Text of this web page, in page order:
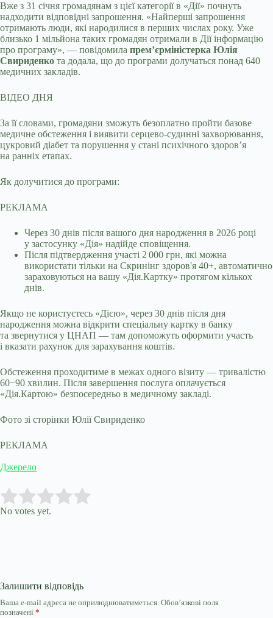
Вже з 31 січня громадянам з цієї категорії в «Дії» почнуть
надходити відповідні запрошення. «Найперші запрошення
отримають люди, які народилися в перших числах року. Уже
близько 1 мільйона таких громадян отримали в Дії інформацію
про програму», — повідомила прем’єрміністерка Юлія
Свириденко та додала, що до програми долучаться понад 640
медичних закладів.
ВІДЕО ДНЯ
За її словами, громадяни зможуть безоплатно пройти базове
медичне обстеження і виявити серцево-судинні захворювання,
цукровий діабет та порушення у стані психічного здоровʼя
на ранніх етапах.
Як долучитися до програми:
РЕКЛАМА
Через 30 днів після вашого дня народження в 2026 році
у застосунку «Дія» надійде сповіщення.
Після підтвердження участі 2 000 грн, які можна
використати тільки на Скринінг здоров'я 40+, автоматично
зараховуються на вашу «Дія.Картку» протягом кількох
днів.
Якщо не користуєтесь «Дією», через 30 днів після дня
народження можна відкрити спеціальну картку в банку
та звернутися у ЦНАП — там допоможуть оформити участь
і вказати рахунок для зарахування коштів.
Обстеження проходитиме в межах одного візиту — тривалістю
60−90 хвилин. Після завершення послуга оплачується
«Дія.Картою» безпосередньо в медичному закладі.
Фото зі сторінки Юлії Свириденко
РЕКЛАМА
Джерело
Rate this item:
No votes yet.
Залишити відповідь
Ваша e-mail адреса не оприлюднюватиметься. Обов’язкові поля
позначені *